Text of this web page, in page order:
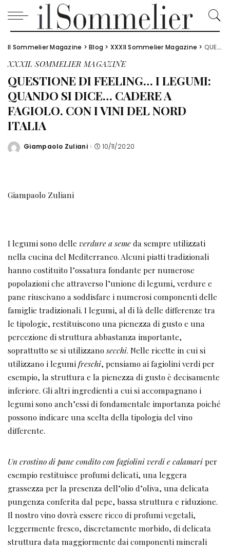
Il Sommelier Magazine >Blog > XXXIl Sommelier Magazine > QUESTIONE DI FEELING… I LEGUMI: QUANDO SI DICE… CADERE A FAGIOLO. CON I VINI DEL NORD ITALIA
XXXIL SOMMELIER MAGAZINE
QUESTIONE DI FEELING… I LEGUMI:
QUANDO SI DICE… CADERE A
FAGIOLO. CON I VINI DEL NORD
ITALIA
Posted
Giampaolo Zuliani 10/11/2020
Giampaolo Zuliani
I legumi sono delle verdure asemeda sempre utilizzati
nella cucina del Mediterraneo. Alcuni piatti tradizionali
hanno costituito l’ossatura fondante per numerose
popolazioni che attraverso l’unione di legumi, verdure e
pane riuscivano a soddisfare i numerosi componenti delle
famiglie tradizionali. I legumi, al di là delle differenze tra
le tipologie, restituiscono una pienezza di gusto e una
percezione di struttura abbastanza importante,
soprattutto se si utilizzanosecchi. Nelle ricette in cui si
utilizzano i legumifreschi, pensiamo ai fagiolini verdi per
esempio, la struttura e la pienezza di gusto è decisamente
inferiore. Gli altri ingredienti a cui si accompagnano i
legumi sono anch’essi di fondamentale importanza poiché
possono indicare una scelta della tipologia del vino
differente.
Un crostino di pane condito con fagiolini verdi e calamariper
esempio restituisce profumi delicati, una leggera
grassezza per la presenza dell’olio d’oliva, una delicata
pungenza conferita dal pepe, bassa struttura e riduzione.
Il nostro vino dovrà essere ricco di profumi vegetali,
leggermente fresco, discretamente morbido, di delicata
struttura data maggiormente dai componenti minerali